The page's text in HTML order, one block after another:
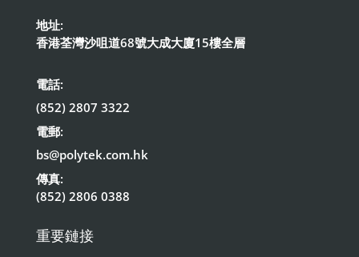
地址:
香港荃灣沙咀道68號大成大廈15樓全層
電話:
(852) 2807 3322
電郵:
bs@polytek.com.hk
傳真:
(852) 2806 0388
重要鏈接